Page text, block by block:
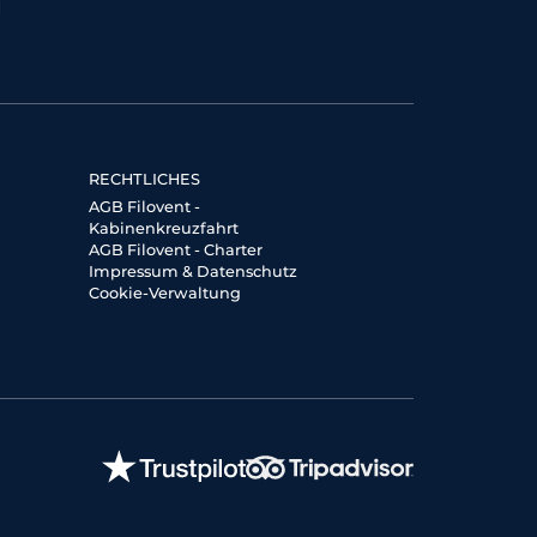
RECHTLICHES
AGB Filovent -
Kabinenkreuzfahrt
AGB Filovent - Charter
Impressum & Datenschutz
Cookie-Verwaltung